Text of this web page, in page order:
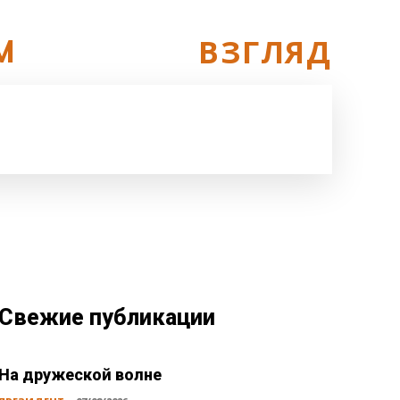
ВЗГЛЯД
Свежие публикации
На дружеской волне